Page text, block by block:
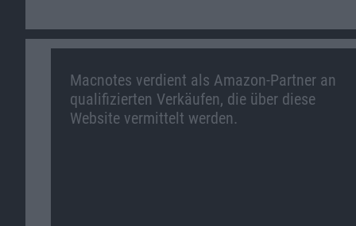
Macnotes verdient als Amazon-Partner an
qualifizierten Verkäufen, die über diese
Website vermittelt werden.